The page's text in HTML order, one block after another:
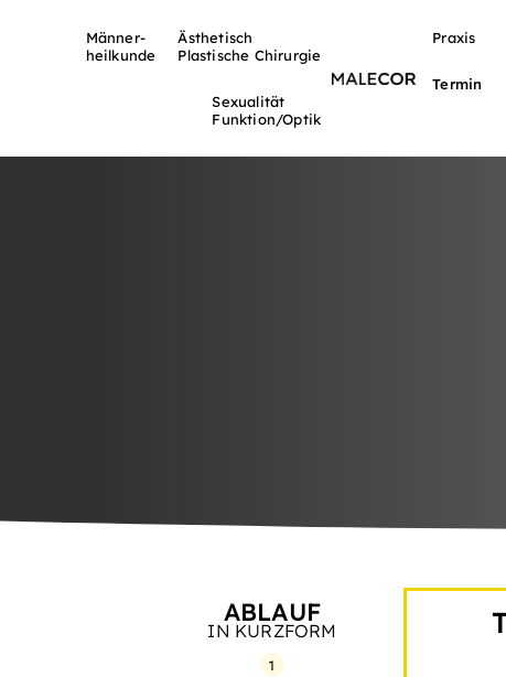
Männer-
heilkunde
Ästhetisch
Plastische Chirurgie
Sexualität
Funktion/Optik
Praxis
Termin
ABLAUF
IN KURZFORM
1